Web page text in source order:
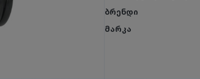
ბრენდი
მარკა